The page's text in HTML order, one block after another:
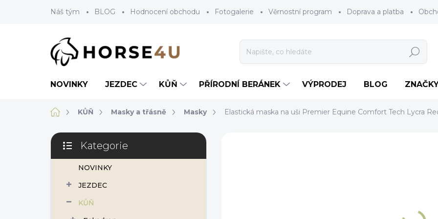
Náš tým BLOG Hodnocení obchodu Fotogalerie Věrnostní program Doprava a platba
Hledat
NOVINKY JEZDEC KŮŇ PŘÍRODNÍ BERÁNEK VÝPRODEJ BLOG
DomůKŮŇ Masky a třásně Masky Elastická maska na uši Premier Equine Comfort Tech Lycra
P
s
Přeskočit
kategorie
Kategorie
NOVINKY
JEZDEC
KŮŇ